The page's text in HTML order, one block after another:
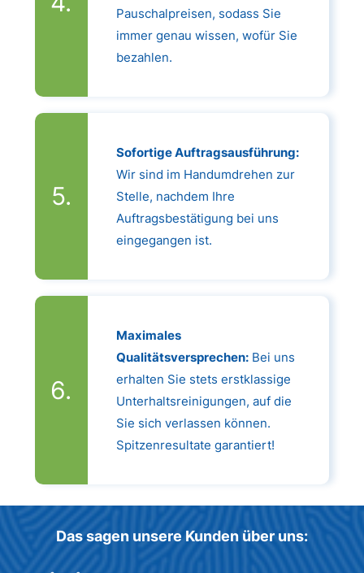
Pauschalpreisen, sodass Sie
immer genau wissen, wofür Sie
bezahlen.
Sofortige Auftragsausführung:
Wir sind im Handumdrehen zur
Stelle, nachdem Ihre
Auftragsbestätigung bei uns
eingegangen ist.
Maximales
Qualitätsversprechen:Bei uns
erhalten Sie stets erstklassige
Unterhaltsreinigungen, auf die
Sie sich verlassen können.
Spitzenresultate garantiert!
Das sagen unsere Kunden über uns: